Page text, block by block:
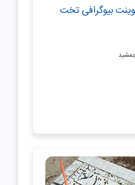
بیوگرافی تخت